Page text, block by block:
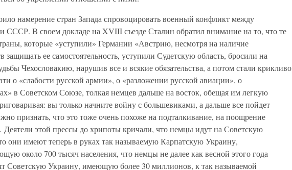
намерение стран Запада спровоцировать военный конфликт между
СССР. В своем докладе на XVIII съезде Сталин обратил внимание на то, что те
которые «уступили» Германии «Австрию, несмотря на наличие
защищать ее самостоятельность, уступили Судетскую область, бросили на
Чехословакию, нарушив все и всякие обязательства, а потом стали крикливо
о «слабости русской армии», о «разложении русской авиации», о
в Советском Союзе, толкая немцев дальше на восток, обещая им легкую
вы только начните войну с большевиками, а дальше все пойдет
признать, что это тоже очень похоже на подталкивание, на поощрение
Деятели этой прессы до хрипоты кричали, что немцы идут на Советскую
они имеют теперь в руках так называемую Карпатскую Украину,
около 700 тысяч населения, что немцы не далее как весной этого года
Советскую Украину, имеющую более 30 миллионов, к так называемой